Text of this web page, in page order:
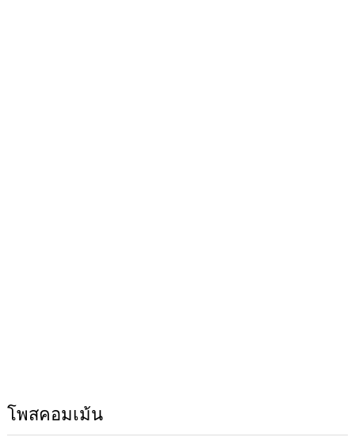
โพสคอมเม้น